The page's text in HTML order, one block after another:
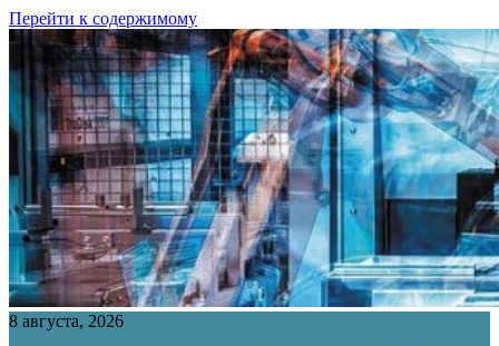
Перейти к содержимому
8 августа, 2026